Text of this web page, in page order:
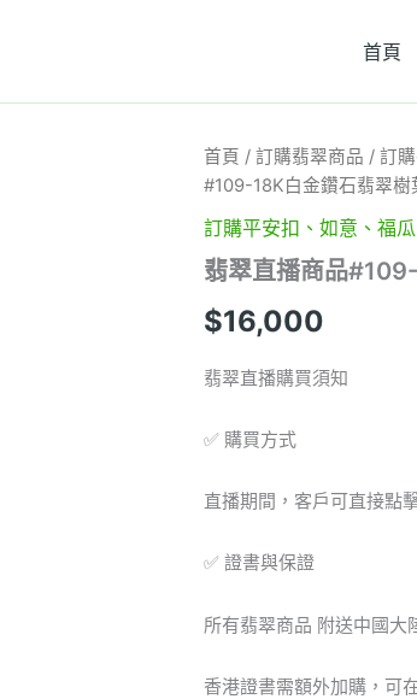
首頁
首頁 /訂購翡翠商品 /訂
#109-18K白金鑽石翡翠樹
訂購平安扣、如意、福
翡翠直播商品
$16,000
翡翠直播購買須知
✅ 購買方式
直播期間，客戶可直接點
✅ 證書與保證
所有翡翠商品 附送中國大
香港證書需額外加購，可
翡
翠
播
品
18K
金
鑽
翡
樹
葉
墜